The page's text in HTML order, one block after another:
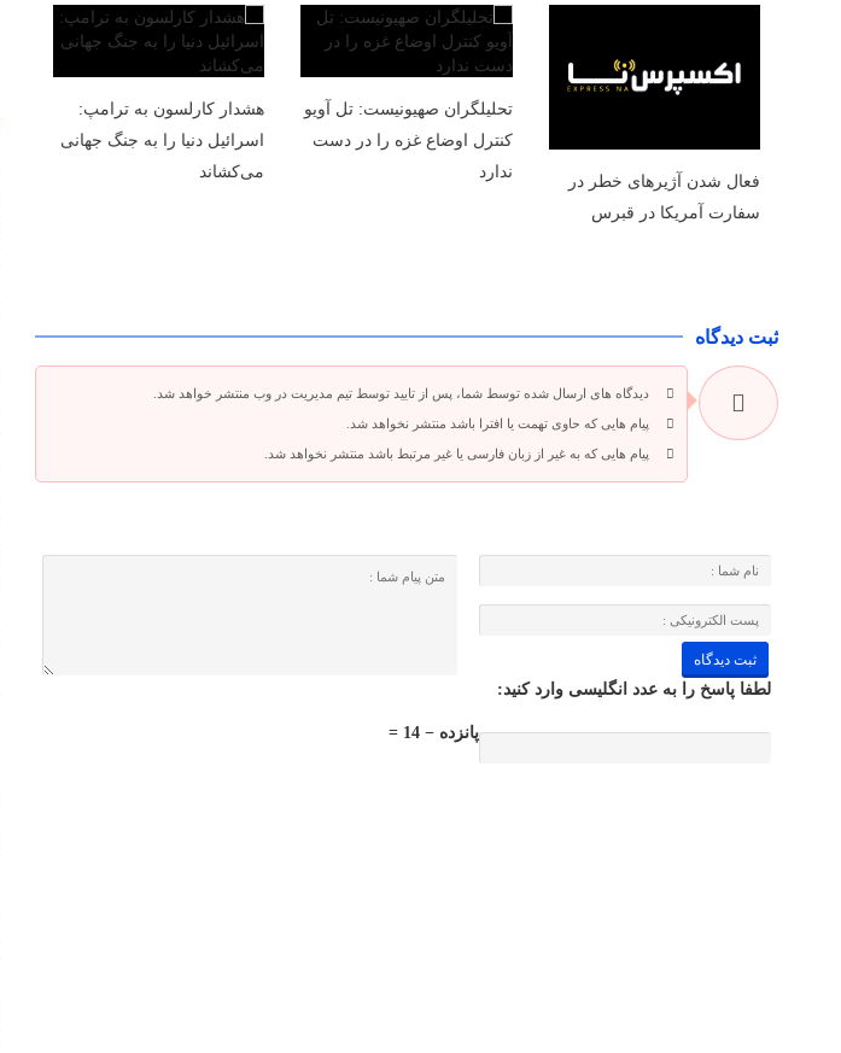
فعال شدن آژیرهای خطر در
سفارت آمریکا در قبرس
تحلیلگران صهیونیست: تل آویو
کنترل اوضاع غزه را در دست
ندارد
هشدار کارلسون به ترامپ:
اسرائیل دنیا را به جنگ جهانی
می‌کشاند
ثبت دیدگاه
دیدگاه های ارسال شده توسط شما، پس از تایید توسط تیم مدیریت در وب منتشر خواهد شد.
پیام هایی که حاوی تهمت یا افترا باشد منتشر نخواهد شد.
پیام هایی که به غیر از زبان فارسی یا غیر مرتبط باشد منتشر نخواهد شد.
لطفا پاسخ را به عدد انگلیسی وارد کنید:
پانزده − 14 =